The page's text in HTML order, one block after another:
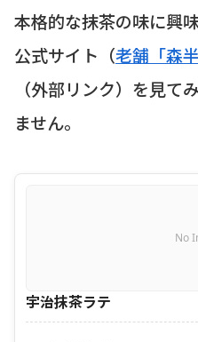
本格的な抹茶の味に興
公式サイト（老舗「森
（外部リンク） を見て
ません。
No
宇治抹茶ラテ